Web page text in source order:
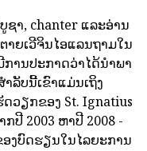
ຊາ, chanter ແລະອ່ານ
າຍເວີຈິນໄອແລນຖາມໃນ
ການປະກາດວ່າໄດ້ນໍາພາ
ລັບນີ້ເຂົາແມ່ນເຖິງ
ວຽກຂອງ St. Ignatius
ປີ 2003 ຫາປີ 2008 -
ອງບົດຮຽນໃນໄລຍະການ